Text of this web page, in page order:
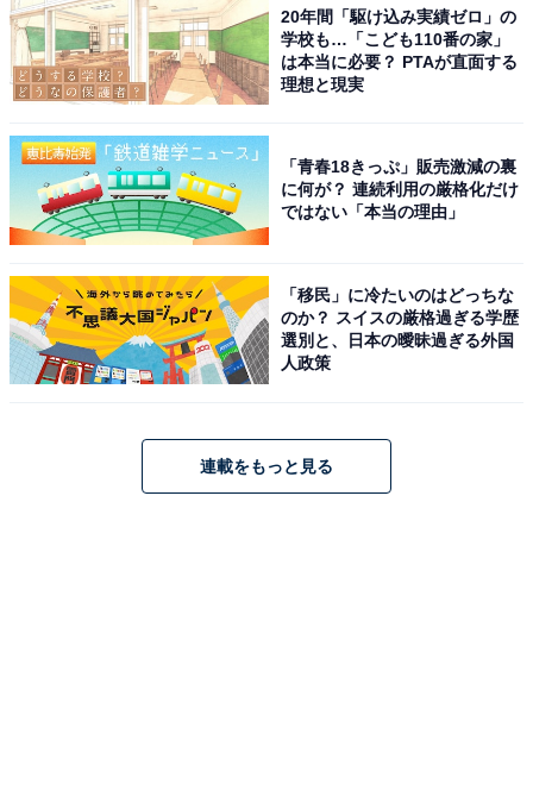
20年間「駆け込み実績ゼロ」の
学校も…「こども110番の家」
は本当に必要？ PTAが直面する
理想と現実
「青春18きっぷ」販売激減の裏
に何が？ 連続利用の厳格化だけ
ではない「本当の理由」
「移民」に冷たいのはどっちな
のか？ スイスの厳格過ぎる学歴
選別と、日本の曖昧過ぎる外国
人政策
連載をもっと見る